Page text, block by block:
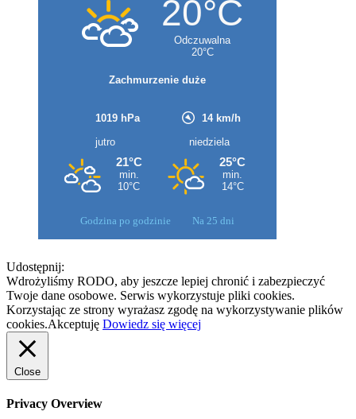
Godzina po godzinie Na 25 dni
Udostępnij:
Wdrożyliśmy RODO, aby jeszcze lepiej chronić i zabezpieczyć
Twoje dane osobowe. Serwis wykorzystuje pliki cookies.
Korzystając ze strony wyrażasz zgodę na wykorzystywanie plików
cookies.Akceptuję Dowiedz się więcej
Close
Privacy Overview